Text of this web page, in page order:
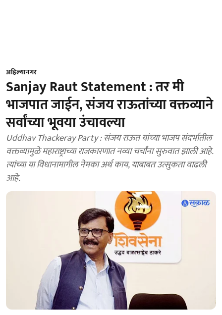
अहिल्यानगर
Sanjay Raut Statement : तर मी
भाजपात जाईन, संजय राऊतांच्या वक्तव्याने
सर्वांच्या भूवया उंचावल्या
Uddhav Thackeray Party : संजय राऊत यांच्या भाजप संदर्भातील
वक्तव्यामुळे महाराष्ट्राच्या राजकारणात नव्या चर्चांना सुरुवात झाली आहे.
त्यांच्या या विधानामागील नेमका अर्थ काय, याबाबत उत्सुकता वाढली
आहे.